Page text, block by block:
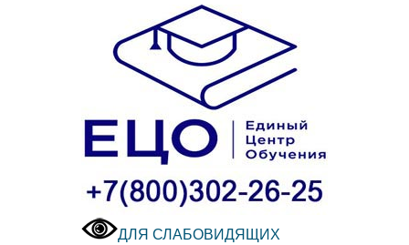
ДЛЯ СЛАБОВИДЯЩИХ